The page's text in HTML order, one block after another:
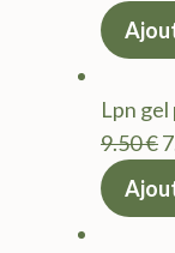
Lpn gel
9.50€